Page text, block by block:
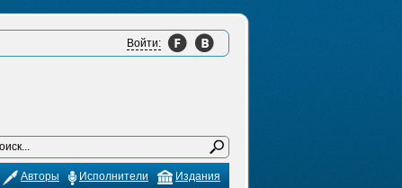
Войти:
Издания
Исполнители
Авторы